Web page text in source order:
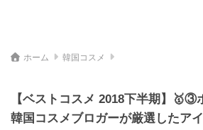
ホーム 韓国コスメ
【ベストコスメ 2018下半期】
韓国コスメブロガーが厳選したア